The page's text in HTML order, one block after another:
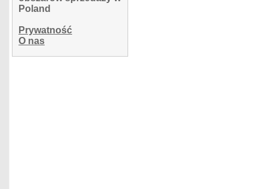
Poland
Prywatność
O nas